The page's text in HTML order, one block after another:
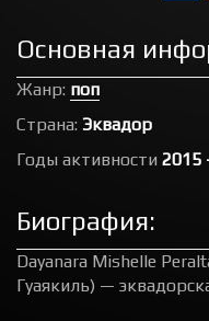
Основная
Жанр: поп
Страна: Эквадор
Годы активности 2015
Биография:
Dayanara Mishelle
Гуаякиль) —